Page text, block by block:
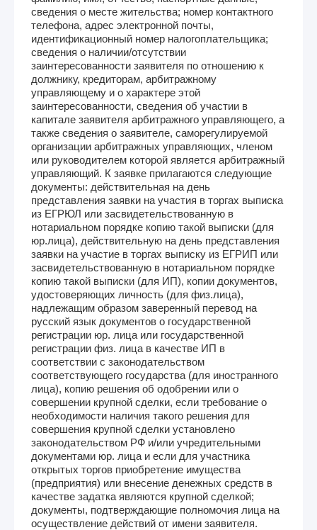
сведения о месте жительства; номер контактного
телефона, адрес электронной почты,
идентификационный номер налогоплательщика;
сведения о наличии/отсутствии
заинтересованности заявителя по отношению к
должнику, кредиторам, арбитражному
управляющему и о характере этой
заинтересованности, сведения об участии в
капитале заявителя арбитражного управляющего, а
также сведения о заявителе, саморегулируемой
организации арбитражных управляющих, членом
или руководителем которой является арбитражный
управляющий. К заявке прилагаются следующие
документы: действительная на день
представления заявки на участия в торгах выписка
из ЕГРЮЛ или засвидетельствованную в
нотариальном порядке копию такой выписки (для
юр.лица), действительную на день представления
заявки на участие в торгах выписку из ЕГРИП или
засвидетельствованную в нотариальном порядке
копию такой выписки (для ИП), копии документов,
удостоверяющих личность (для физ.лица),
надлежащим образом заверенный перевод на
русский язык документов о государственной
регистрации юр. лица или государственной
регистрации физ. лица в качестве ИП в
соответствии с законодательством
соответствующего государства (для иностранного
лица), копию решения об одобрении или о
совершении крупной сделки, если требование о
необходимости наличия такого решения для
совершения крупной сделки установлено
законодательством РФ и/или учредительными
документами юр. лица и если для участника
открытых торгов приобретение имущества
(предприятия) или внесение денежных средств в
качестве задатка являются крупной сделкой;
документы, подтверждающие полномочия лица на
осуществление действий от имени заявителя.